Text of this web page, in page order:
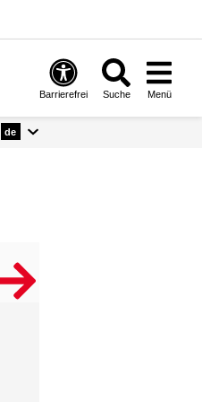
Barrierefrei Suche Menü
de